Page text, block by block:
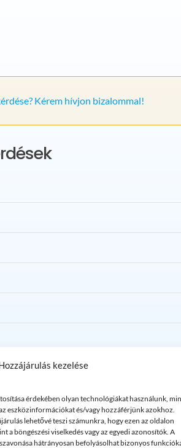
kezelése
érdekében olyan technológiákat használunk,
eszközinformációkat és/vagy hozzáférjünk azokhoz.
lehetővé teszi számunkra, hogy ezen az oldalon
a böngészési viselkedés vagy az egyedi azonosítók. A
hátrányosan befolyásolhat bizonyos
Kérem hívjon bizalommal!
a